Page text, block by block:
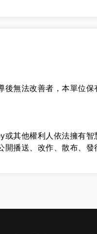
無法改善者，本單位
其他權利人依法擁有智
播送、改作、散布、發